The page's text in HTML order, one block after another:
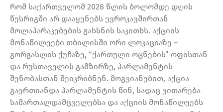
რომ საქართველომ 2028 წლის ბოლომდე დღის
წესრიგში არ დააყენებს ევროკავშირთან
მოლაპარაკებების გახსნის საკითხს. აქციის
მონაწილეები თბილისში ორი ლოკაციაზე –
გორგასლის ქუჩაზე, “ქართული ოცნების” ოფისთან
და რუსთაველის გამზირზე, პარლამენტის
შენობასთან შეიკრიბნენ. მოგვიანებით, აქცია
გაერთიანდა პარლამენტის წინ, სადაც ვითარება
სამართალდამცველებსა და აქციის მონაწილეებს